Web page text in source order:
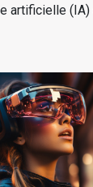
artificielle